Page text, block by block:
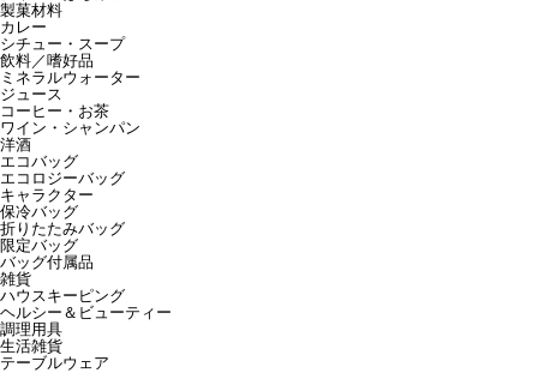
製菓材料
カレー
シチュー・スープ
飲料／嗜好品
ミネラルウォーター
ジュース
コーヒー・お茶
ワイン・シャンパン
洋酒
エコバッグ
エコロジーバッグ
キャラクター
保冷バッグ
折りたたみバッグ
限定バッグ
バッグ付属品
雑貨
ハウスキーピング
ヘルシー＆ビューティー
調理用具
生活雑貨
テーブルウェア